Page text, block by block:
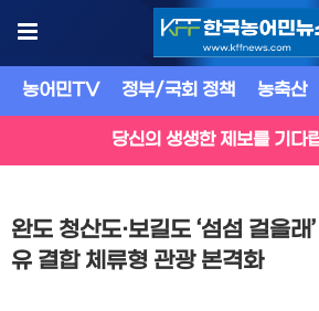
농어민TV 정부/국회 정책 농축산
당신의 생생한 제보를 기다
완도 청산도·보길도 ‘섬섬 걸을
유 결합 체류형 관광 본격화